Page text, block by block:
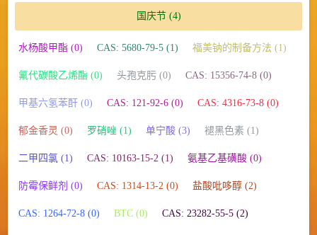
国庆节(4)
水杨酸甲酯 (0) CAS: 5680-79-5 (1) 福美钠的制备方法 (1)
氟代碳酸乙烯酯 (0) 头孢克肟 (0) CAS: 15356-74-8 (0)
甲基六氢苯酐 (0) CAS: 121-92-6 (0) CAS: 4316-73-8 (0)
郁金香灵 (0) 罗硝唑 (1) 单宁酸 (3) 褪黑色素 (1)
二甲四氯 (1) CAS: 10163-15-2 (1) 氨基乙基磺酸 (0)
防霉保鲜剂 (0) CAS: 1314-13-2 (0) 盐酸吡哆醇 (2)
CAS: 1264-72-8 (0) BTC (0) CAS: 23282-55-5 (2)